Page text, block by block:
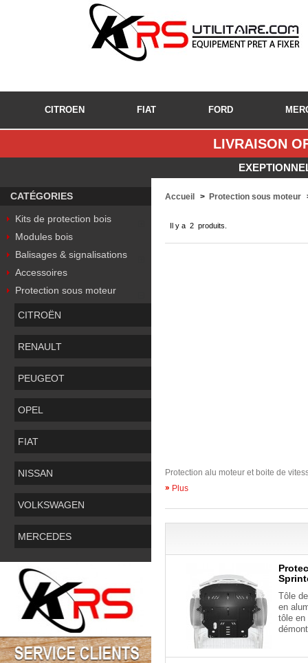
CITROEN FIAT FORD
LIVRAISON
CATÉGORIES
Kits de protection bois
Modules bois
Balisages & signalisations
Accessoires
Protection sous moteur
CITROËN
RENAULT
PEUGEOT
OPEL
FIAT
NISSAN
VOLKSWAGEN
MERCEDES
Accueil > Protection sous moteur
Il y a 2 produits.
Protection alu moteur et boite de
Plus
Tôle
en
tôle en